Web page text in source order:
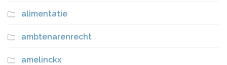
alimentatie
ambtenarenrecht
amelinckx